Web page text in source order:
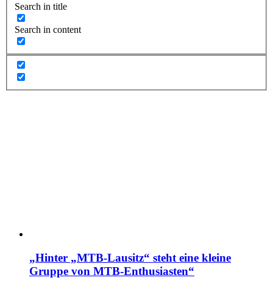
Search in title
Search in content
„Hinter „MTB-Lausitz“ steht eine kleine
Gruppe von MTB-Enthusiasten“